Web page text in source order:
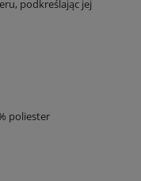
podkreślając jej
poliester